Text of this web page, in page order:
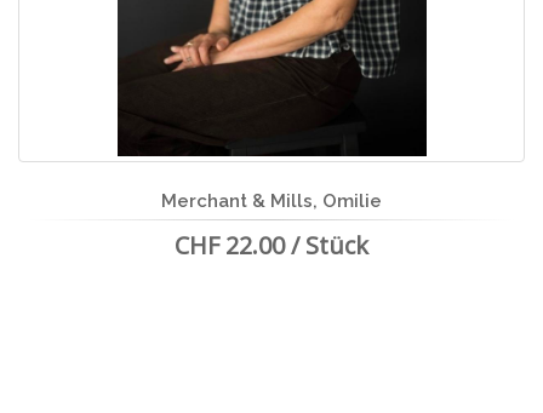
Merchant & Mills, Omilie
CHF 22.00 / Stück